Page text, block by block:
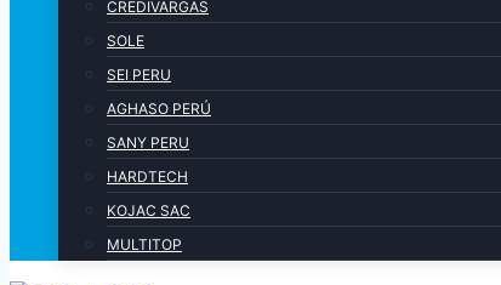
CREDIVARGAS
SOLE
SEI PERU
AGHASO PERÚ
SANY PERU
HARDTECH
KOJAC SAC
MULTITOP